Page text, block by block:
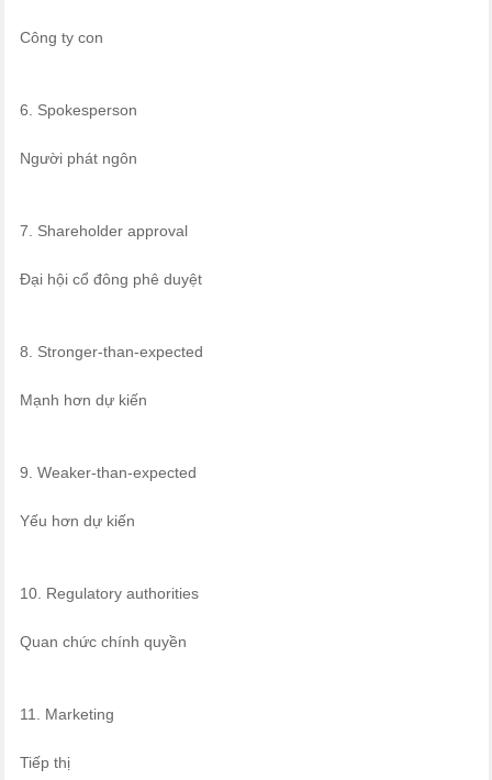
Công ty con
6. Spokesperson
Người phát ngôn
7. Shareholder approval
Đại hội cổ đông phê duyệt
8. Stronger-than-expected
Mạnh hơn dự kiến
9. Weaker-than-expected
Yếu hơn dự kiến
10. Regulatory authorities
Quan chức chính quyền
11. Marketing
Tiếp thị